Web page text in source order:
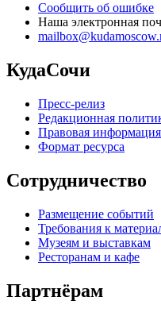
Сообщить об ошибке
Наша электронная
КудаСочи
Пресс-релиз
Редакционная
Правовая информация
Формат ресурса
Сотрудничество
Размещение событий
Требования к
Музеям и выставкам
Ресторанам и кафе
Партнёрам